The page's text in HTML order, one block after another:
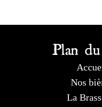
Plan du
Nos
La